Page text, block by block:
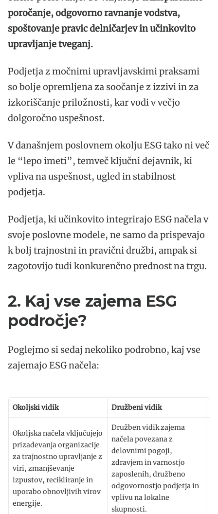
poročanje, odgovorno ravnanje vodstva,
spoštovanje pravic delničarjev in učinkovito
upravljanje tveganj.
Podjetja z močnimi upravljavskimi praksami
so bolje opremljena za soočanje z izzivi in za
izkoriščanje priložnosti, kar vodi v večjo
dolgoročno uspešnost.
V današnjem poslovnem okolju ESG tako ni več
le “lepo imeti”, temveč ključni dejavnik, ki
vpliva na uspešnost, ugled in stabilnost
podjetja.
Podjetja, ki učinkovito integrirajo ESG načela v
svoje poslovne modele, ne samo da prispevajo
k bolj trajnostni in pravični družbi, ampak si
zagotovijo tudi konkurenčno prednost na trgu.
2. Kaj vse zajema ESG
področje?
Poglejmo si sedaj nekoliko podrobno, kaj vse
zajemajo ESG načela:
Okoljski vidik Družbeni vidik
Okoljska načela vključujejo
prizadevanja organizacije
za trajnostno upravljanje z
viri, zmanjševanje
izpustov, recikliranje in
uporabo obnovljivih virov
energije.
Družben vidik zajema
načela povezana z
delovnimi pogoji,
zdravjem in varnostjo
zaposlenih, družbeno
odgovornostjo podjetja in
vplivu na lokalne
skupnosti.